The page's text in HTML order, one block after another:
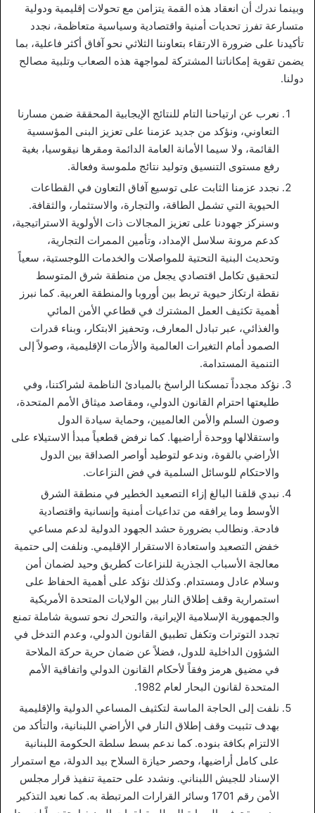
وبينما ندرك أن انعقاد هذه القمة يتزامن مع تحولات إقليمية ودولية
متسارعة تفرز تحديات أمنية واقتصادية وسياسية متعاظمة، نجدد
تأكيدنا على ضرورة الارتقاء بتعاوننا الثلاثي نحو آفاق أكثر فاعلية، بما
يضمن تقوية إمكاناتنا المشتركة لمواجهة هذه الصعاب وتلبية مصالح
دولنا.
نعرب عن ارتياحنا التام للنتائج الإيجابية المحققة ضمن مسارنا
التعاوني، ونؤكد من جديد عزمنا على تعزيز البنى المؤسسية
القائمة، ولا سيما الأمانة العامة الدائمة ومقرها نيقوسيا، بغية
رفع مستوى التنسيق وتوليد نتائج ملموسة وفعالة.
نجدد عزمنا الثابت على توسيع آفاق التعاون في القطاعات
الحيوية التي تشمل الطاقة، والتجارة، والاستثمار، والثقافة.
وسنركز جهودنا على تعزيز المجالات ذات الأولوية الاستراتيجية،
كدعم مرونة سلاسل الإمداد، وتأمين الممرات التجارية،
وتحديث البنية التحتية للمواصلات والخدمات اللوجستية، سعياً
لتحقيق تكامل اقتصادي يجعل من منطقة شرق المتوسط
نقطة ارتكاز حيوية تربط بين أوروبا والمنطقة العربية. كما نبرز
أهمية تكثيف العمل المشترك في قطاعي الأمن المائي
والغذائي، عبر تبادل المعارف، وتحفيز الابتكار، وبناء قدرات
الصمود أمام التغيرات العالمية والأزمات الإقليمية، وصولاً إلى
التنمية المستدامة.
نؤكد مجدداً تمسكنا الراسخ بالمبادئ الناظمة لشراكتنا، وفي
طليعتها احترام القانون الدولي، ومقاصد ميثاق الأمم المتحدة،
وصون السلم والأمن العالميين، وحماية سيادة الدول
واستقلالها ووحدة أراضيها. كما نرفض قطعياً مبدأ الاستيلاء على
الأراضي بالقوة، وندعو لتوطيد أواصر الصداقة بين الدول
والاحتكام للوسائل السلمية في فض النزاعات.
نبدي قلقنا البالغ إزاء التصعيد الخطير في منطقة الشرق
الأوسط وما يرافقه من تداعيات أمنية وإنسانية واقتصادية
فادحة. ونطالب بضرورة حشد الجهود الدولية لدعم مساعي
خفض التصعيد واستعادة الاستقرار الإقليمي. ونلفت إلى حتمية
معالجة الأسباب الجذرية للنزاعات كطريق وحيد لضمان أمن
وسلام عادل ومستدام. وكذلك نؤكد على أهمية الحفاظ على
استمرارية وقف إطلاق النار بين الولايات المتحدة الأمريكية
والجمهورية الإسلامية الإيرانية، والتحرك نحو تسوية شاملة تمنع
تجدد التوترات وتكفل تطبيق القانون الدولي، وعدم التدخل في
الشؤون الداخلية للدول، فضلاً عن ضمان حرية حركة الملاحة
في مضيق هرمز وفقاً لأحكام القانون الدولي واتفاقية الأمم
المتحدة لقانون البحار لعام 1982.
نلفت إلى الحاجة الماسة لتكثيف المساعي الدولية والإقليمية
بهدف تثبيت وقف إطلاق النار في الأراضي اللبنانية، والتأكد من
الالتزام بكافة بنوده. كما ندعم بسط سلطة الحكومة اللبنانية
على كامل أراضيها، وحصر حيازة السلاح بيد الدولة، مع استمرار
الإسناد للجيش اللبناني. ونشدد على حتمية تنفيذ قرار مجلس
الأمن رقم 1701 وسائر القرارات المرتبطة به. كما نعيد التذكير